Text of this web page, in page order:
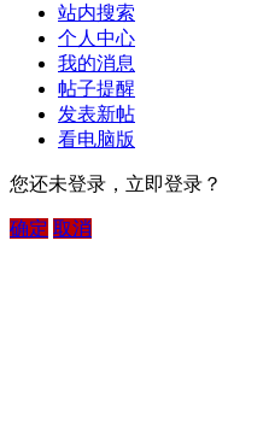
站内搜索
个人中心
我的消息
帖子提醒
发表新帖
看电脑版
您还未登录，立即登录？
确定 取消